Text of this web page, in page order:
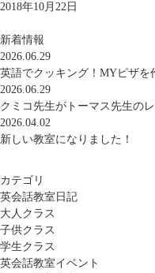
2018年10月22日
新着情報
2026.06.29
英語でクッキング！MYピザを
2026.06.29
クミコ先生がトーマス先生の
2026.04.02
新しい教室になりました！
カテゴリ
英会話教室日記
大人クラス
子供クラス
学生クラス
英会話教室イベント